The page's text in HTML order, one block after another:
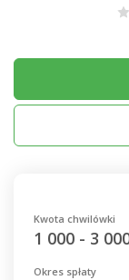
Kwota chwilówki
1 000 - 3
Okres spłaty